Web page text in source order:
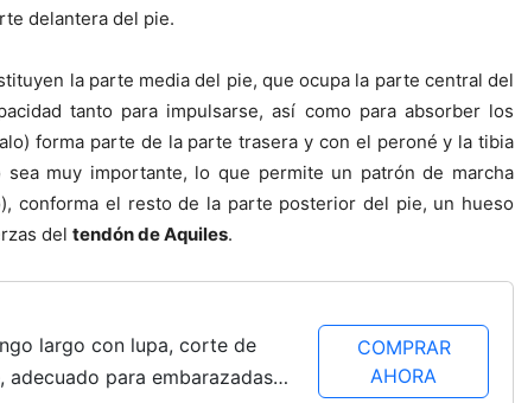
delantera del pie.
la parte media del pie, que ocupa la parte central del
tanto para impulsarse, así­ como para absorber los
forma parte de la parte trasera y con el peroné y la tibia
muy importante, lo que permite un patrón de marcha
conforma el resto de la parte posterior del pie, un hueso
del tendón de Aquiles.
largo con lupa, corte de
adecuado para embarazadas,
COMPRAR
AHORA